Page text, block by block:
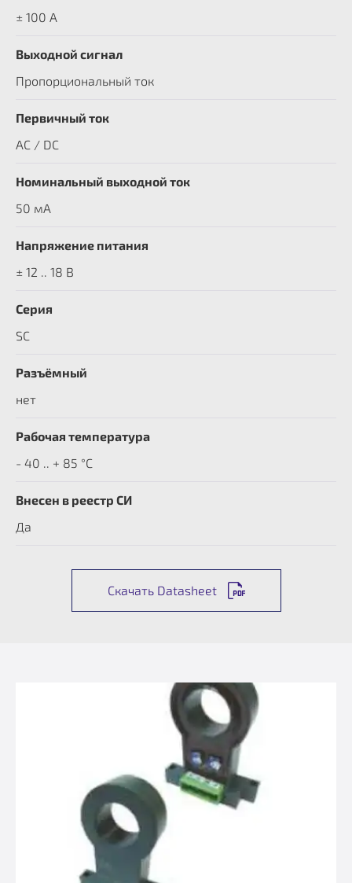
± 100 А
Выходной сигнал
Пропорциональный ток
Первичный ток
AC / DC
Номинальный выходной ток
50 мА
Напряжение питания
± 12 .. 18 В
Серия
SC
Разъёмный
нет
Рабочая температура
- 40 .. + 85 °C
Внесен в реестр СИ
Да
Скачать Datasheet